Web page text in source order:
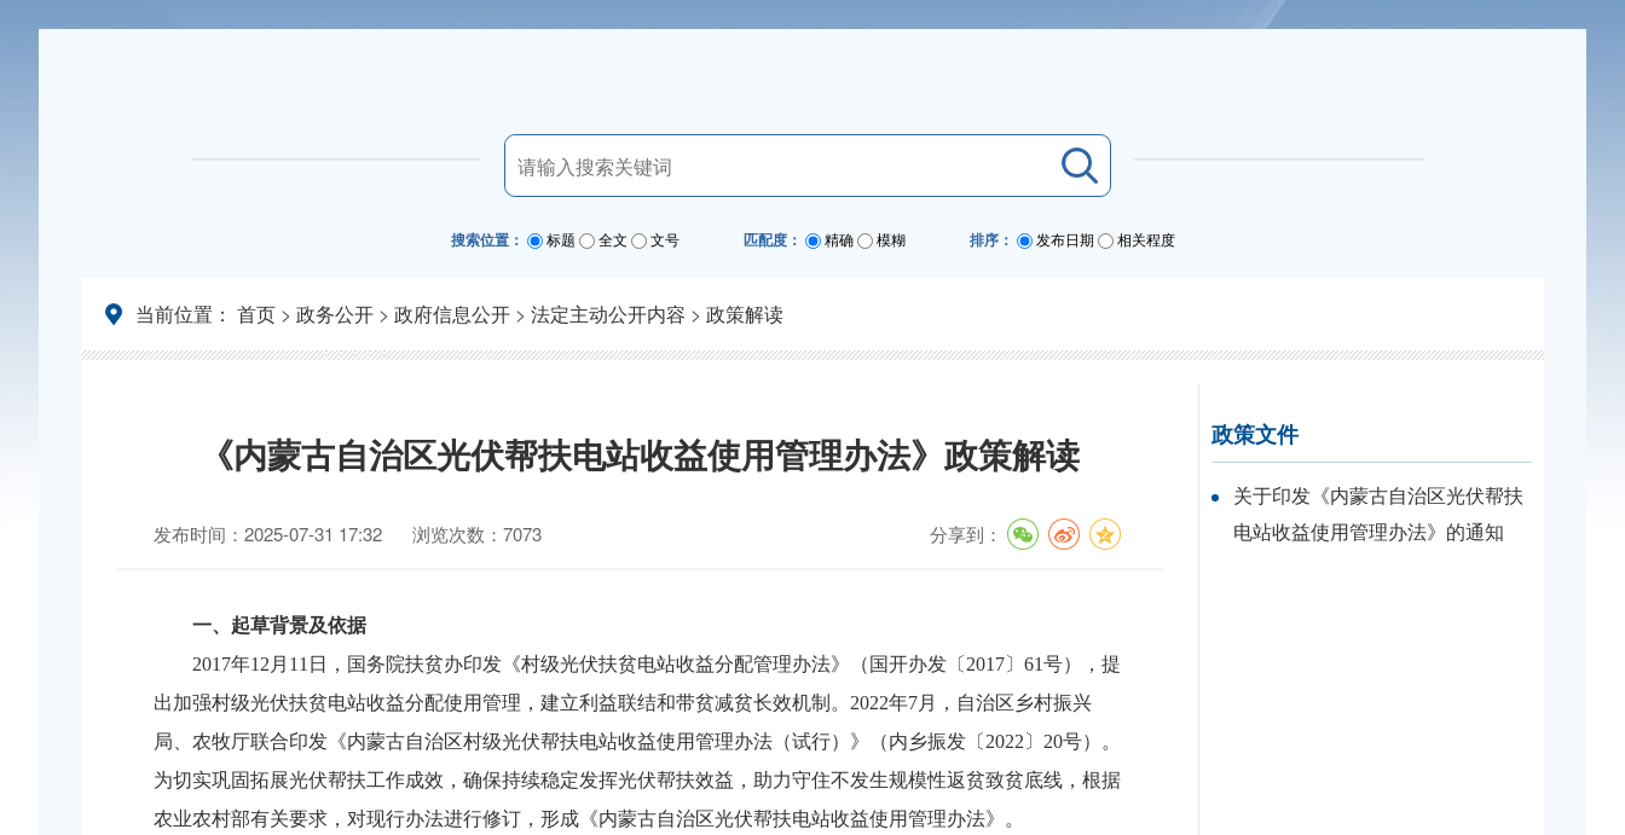
搜索位置： 标题 全文 文号 匹配度： 精确 模糊 排序： 发布日期 相关程度
当前位置： 首页 > 政务公开 > 政府信息公开 > 法定主动公开内容 > 政策解读
《内蒙古自治区光伏帮扶电站收益使用管理办法》政策解读
发布时间：2025-07-31 17:32 浏览次数：7073 分享到：
一、起草背景及依据
2017年12月11日，国务院扶贫办印发《村级光伏扶贫电站收益分配管理办法》（国开办发〔2017〕61号），提
出加强村级光伏扶贫电站收益分配使用管理，建立利益联结和带贫减贫长效机制。2022年7月，自治区乡村振兴
局、农牧厅联合印发《内蒙古自治区村级光伏帮扶电站收益使用管理办法（试行）》（内乡振发〔2022〕20号）。
为切实巩固拓展光伏帮扶工作成效，确保持续稳定发挥光伏帮扶效益，助力守住不发生规模性返贫致贫底线，根据
农业农村部有关要求，对现行办法进行修订，形成《内蒙古自治区光伏帮扶电站收益使用管理办法》。
政策文件
关于印发《内蒙古自治区光伏帮扶
电站收益使用管理办法》的通知